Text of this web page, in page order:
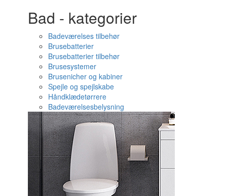
Bad - kategorier
Badeværelses tilbehør
Brusebatterier
Brusebatterier tilbehør
Brusesystemer
Brusenicher og kabiner
Spejle og spejlskabe
Håndklædetørrere
Badeværelsesbelysning